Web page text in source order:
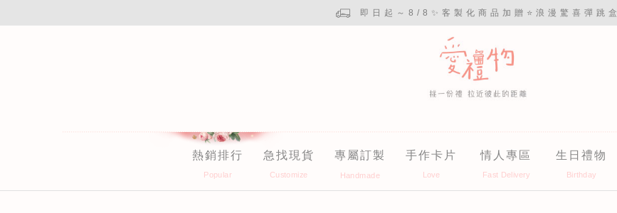
即日起～8/8✨客製化商品加贈⭐浪漫驚喜彈跳盒
熱銷排行 急找現貨 專屬訂製 手作卡片 情人專區 生日禮物